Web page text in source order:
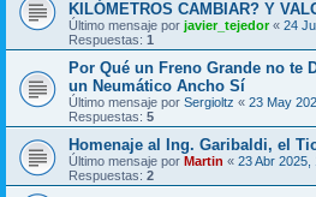
KILÓMETROS CAMBIAR? Y
Último mensaje por javier_tejedor« 24
Respuestas: 1
Por Qué un Freno Grande no te
un Neumático Ancho Sí
Último mensaje por Sergioltz « 23 May
Respuestas: 5
Homenaje al Ing. Garibaldi, el
Último mensaje por Martin « 23 Abr 2025,
Respuestas: 2